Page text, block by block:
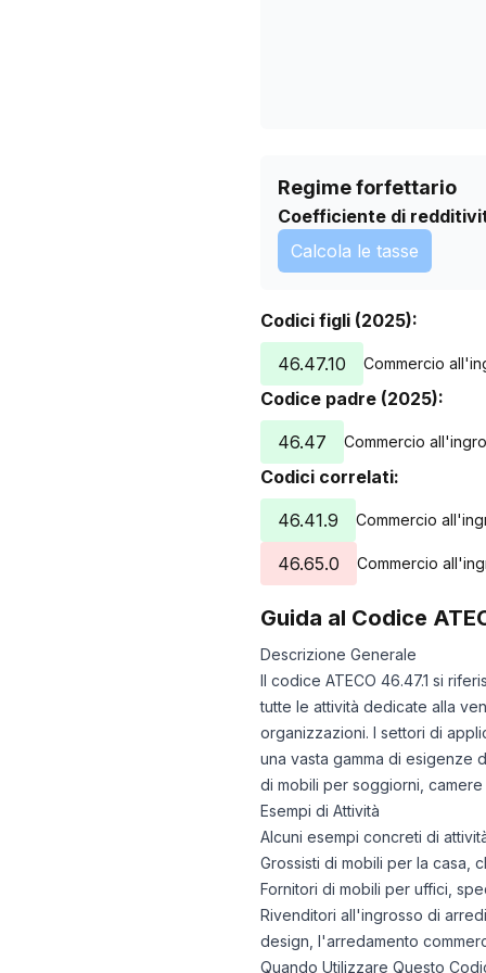
Regime forfettario
Coefficiente di
Calcola le tasse
Codici figli (2025):
46.47.10
Commercio
Codice padre (2025):
46.47
Commercio
Codici correlati:
46.41.9
Commercio
46.65.0 Commercio
Guida al Codice
Descrizione Generale
Il codice ATECO 46.47.1 si
tutte le attività dedicate alla
organizzazioni. I settori di
una vasta gamma di esigenze
di mobili per soggiorni,
Esempi di Attività
Alcuni esempi concreti di
Grossisti di mobili per la casa,
Fornitori di mobili per uffici,
Rivenditori all'ingrosso di
design, l'arredamento
Quando Utilizzare Questo